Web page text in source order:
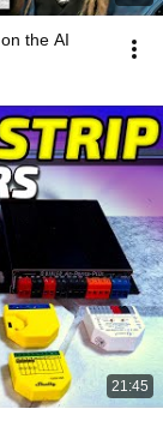
the AI
21:45